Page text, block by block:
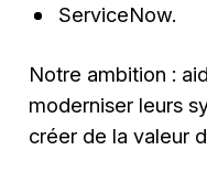
ServiceNow.
Notre ambition :
moderniser leurs
créer de la valeur